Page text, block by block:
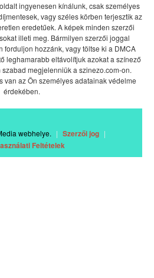
ingyenesen kínálunk, csak személyes
vagy széles körben terjesztik az
eredetűek. A képek minden szerzői
illeti meg. Bármilyen szerzői joggal
forduljon hozzánk, vagy töltse ki a DMCA
leghamarabb eltávolítjuk azokat a színező
megjelenniük a szinezo.com-on.
van az Ön személyes adatainak védelme
érdekében.
webhelye. | Szerzői jog |
Feltételek